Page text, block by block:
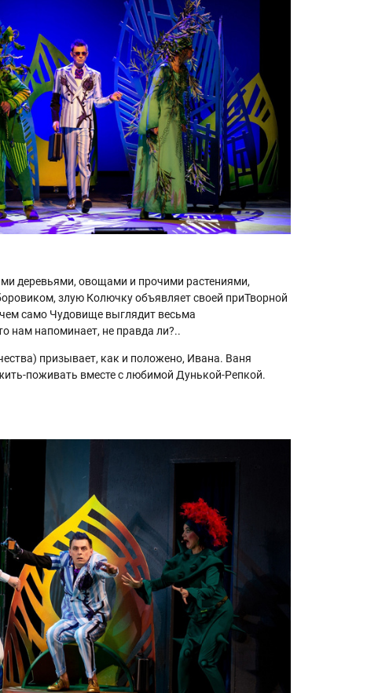
деревьями, овощами и прочими растениями,
злую Колючку объявляет своей приТворной
само Чудовище выглядит весьма
нам напоминает, не правда ли?..
призывает, как и положено, Ивана. Ваня
поживать вместе с любимой Дунькой-Репкой.